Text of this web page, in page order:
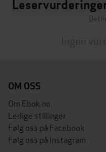
Ingen
OM OSS
Om Ebok.no
Ledige stillinger
Følg oss på Facebook
Følg oss på Instagram